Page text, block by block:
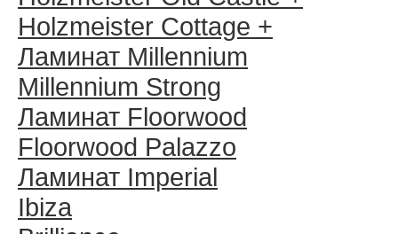
Holzmeister Cottage +
Ламинат Millennium
Millennium Strong
Ламинат Floorwood
Floorwood Palazzo
Ламинат Imperial
Ibiza